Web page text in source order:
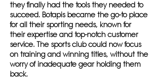
they finally had the tools they needed to
succeed. Botapis became the go-to place
for all their sporting needs, known for
their expertise and top-notch customer
service. The sports club could now focus
on training and winning titles, without the
worry of inadequate gear holding them
back.